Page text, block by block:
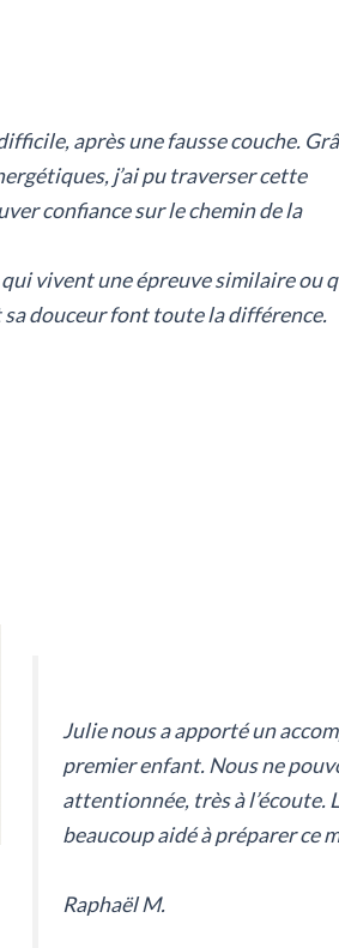
après une fausse couche.
j’ai pu traverser cette
confiance sur le chemin de la
vivent une épreuve similaire ou
douceur font toute la différence.
Julie nous a apporté un
premier enfant. Nous ne
attentionnée, très à l’écoute.
beaucoup aidé à préparer ce
Raphaël M.